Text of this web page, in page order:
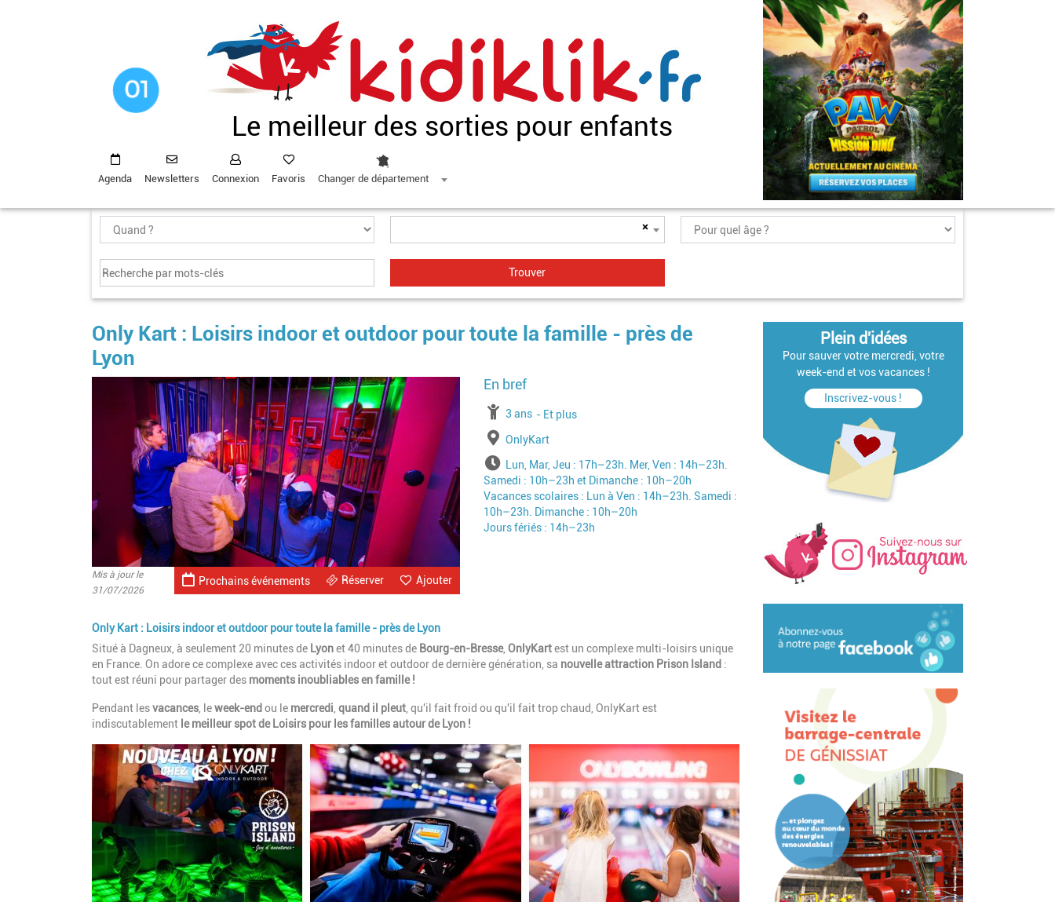
Le meilleur des sorties pour enfants
Agenda Newsletters Connexion Favoris Changer de département
×
Only Kart : Loisirs indoor et outdoor pour toute la famille - près de
Lyon
Image
Ajouter
Réserver
Prochains événements
Mis à jour le
31/07/2026
à partir de
3 ans jusqu'à l'âge de
Et plus
Lieu
OnlyKart
HorairesLun, Mar, Jeu : 17h–23h. Mer, Ven : 14h–23h.
Samedi : 10h–23h et Dimanche : 10h–20h
Vacances scolaires : Lun à Ven : 14h–23h. Samedi :
10h–23h. Dimanche : 10h–20h
Jours fériés : 14h–23h
Only Kart : Loisirs indoor et outdoor pour toute la famille - près de Lyon
Situé à Dagneux, à seulement 20 minutes de Lyonet 40 minutes de Bourg-en-Bresse, OnlyKartest un complexe multi-loisirs unique
en France. On adore ce complexe avec ces activités indoor et outdoor de dernière génération, sa nouvelle attraction Prison Island :
tout est réuni pour partager des moments inoubliables en famille !
Pendant lesvacances , leweek-end ou le mercredi quand il pleut , qu'il fait froid ou qu'il fait trop chaud, OnlyKart est
indiscutablement le meilleur spot de Loisirs pour les familles autour de Lyon !
Plein d'idées
Pour sauver votre mercredi, votre
week-end et vos vacances !
Inscrivez-vous !